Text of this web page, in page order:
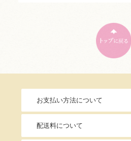
お支払い方法について
配送料について